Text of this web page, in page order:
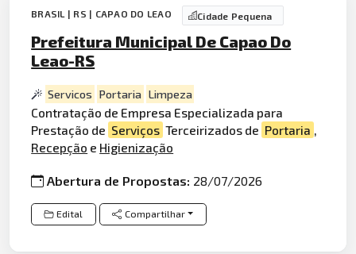
BRASIL | RS | CAPAO DO LEAO Cidade Pequena
Prefeitura Municipal De Capao Do
Leao-RS
Servicos Portaria Limpeza
Contratação de Empresa Especializada para
Prestação de Serviços Terceirizados de Portaria ,
Recepção e Higienização
Abertura de Propostas: 28/07/2026
Edital Compartilhar